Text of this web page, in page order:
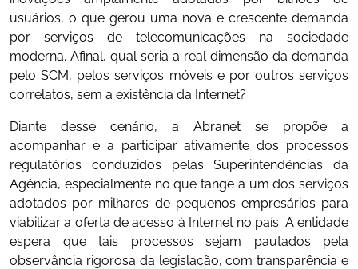
usuários, o que gerou uma nova e crescente demanda
por serviços de telecomunicações na sociedade
moderna. Afinal, qual seria a real dimensão da demanda
pelo SCM, pelos serviços móveis e por outros serviços
correlatos, sem a existência da Internet?
Diante desse cenário, a Abranet se propõe a
acompanhar e a participar ativamente dos processos
regulatórios conduzidos pelas Superintendências da
Agência, especialmente no que tange a um dos serviços
adotados por milhares de pequenos empresários para
viabilizar a oferta de acesso à Internet no país. A entidade
espera que tais processos sejam pautados pela
observância rigorosa da legislação, com transparência e